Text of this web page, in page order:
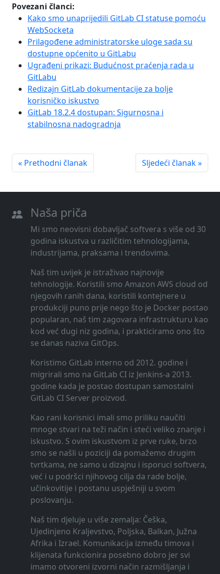
Povezani članci:
Kako smo unaprijedili GitLab CI statuse pomoću
WebSocketa
Prilagođene administratorske uloge sada su
dostupne općenito u GitLabu
Ugrađeni prikazi: Budućnost praćenja rada u
GitLabu
Redizajn GitLab dokumentacije za bolje
korisničko iskustvo
GitLab 18.2.4 dostupan: Sigurnosna i
stabilnosna nadogradnja
« Prethodni članak Sljedeći članak »
Naša priča
Mi smo neovisni dobavljač softvera s više od 30
godina iskustva u različitim tehnologijama,
industrijama, praksama i trendovima.
Naš tim uvijek je istraživao najnovije
tehnologije. Koristili smo Amazon AWS cloud od
njegovih ranih dana, koristili kontejnere u
produkciji puno prije nego što je Docker postao
popularan, naš tim zagovara infrastrukturu kao
kod već dugi niz godina, i prakticiramo ono što
se danas naziva GitOps.
Koristimo GitLab interno od 2012. godine i
migrirali smo na GitLab CI iz Jenkins-a 2013.
godine kada je postao dostupan samostalni
GitLab CI Server proizvod.
Kao rani korisnici imali smo priliku naučiti
mnoge stvari na teži način i steći veliko znanje i
iskustvo. S ovim iskustvom iz prve ruke, brzo
smo se našli u poziciji da pomažemo drugim
tvrtkama, ne samo u dizajnu i isporuci softvera,
već i u podršci njihovog cilja da rade bolje,
učinkovitije i postanu uspješniji u svom
poslovanju.
Naš tim djeluje u više zemalja: Češka,
Ujedinjeno Kraljevstvo, Poljska, Balkan, Južna
Afrika i Izrael. Komunikacija između timova i
klijenata funkcionira posebno dobro jer svi
imamo otvoreni izvorni način razmišljanja i